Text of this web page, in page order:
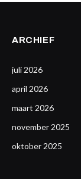
ARCHIEF
juli 2026
april 2026
maart 2026
november 2025
oktober 2025